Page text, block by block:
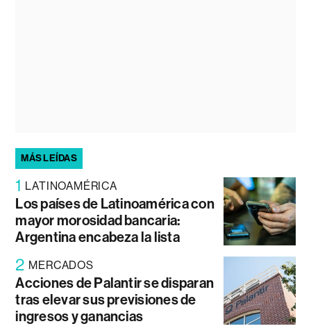
MÁS LEÍDAS
1 LATINOAMÉRICA
Los países de Latinoamérica con
mayor morosidad bancaria:
Argentina encabeza la lista
2 MERCADOS
Acciones de Palantir se disparan
tras elevar sus previsiones de
ingresos y ganancias